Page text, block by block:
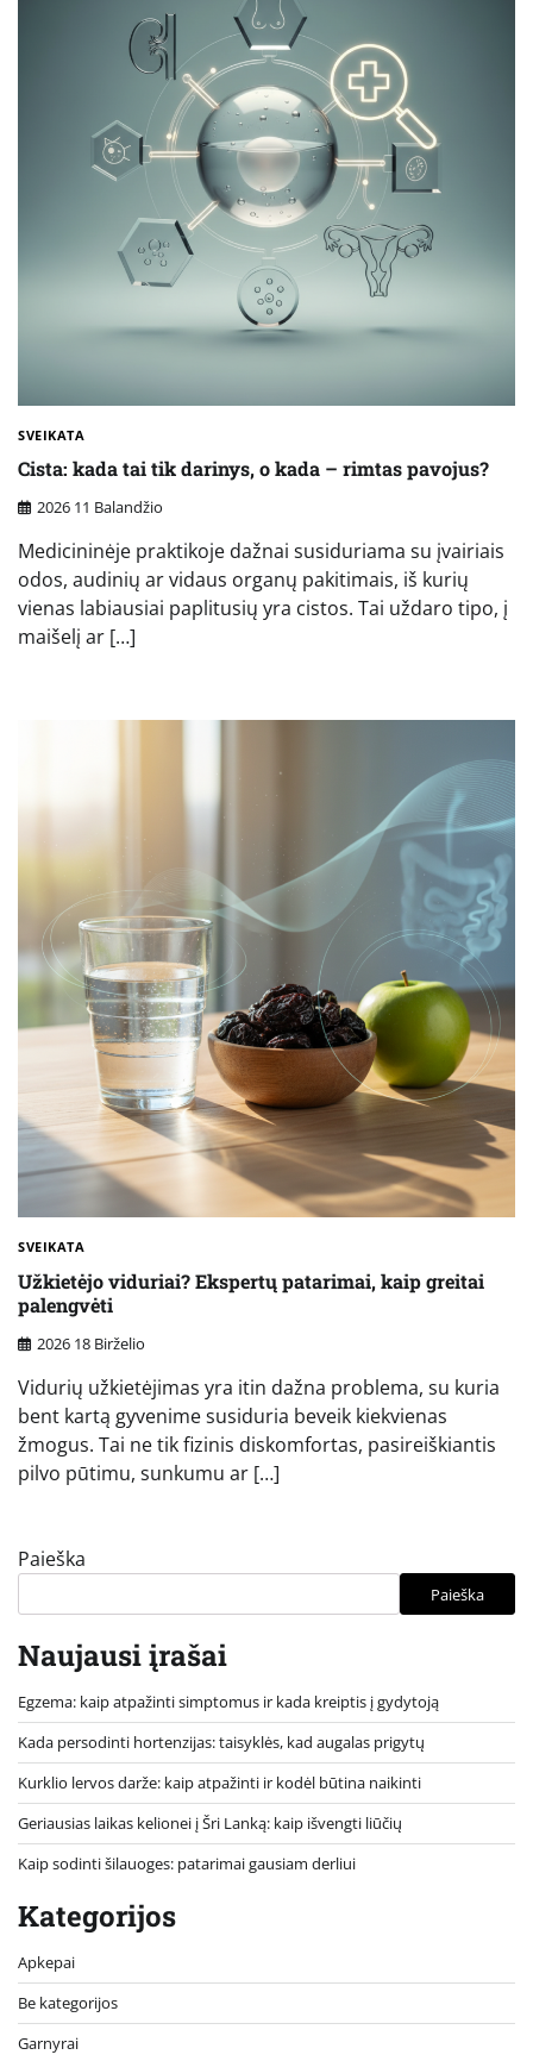
SVEIKATA
Cista: kada tai tik darinys, o kada – rimtas pavojus?
2026 11 Balandžio
Medicininėje praktikoje dažnai susiduriama su įvairiais
odos, audinių ar vidaus organų pakitimais, iš kurių
vienas labiausiai paplitusių yra cistos. Tai uždaro tipo, į
maišelį ar […]
SVEIKATA
Užkietėjo viduriai? Ekspertų patarimai, kaip greitai
palengvėti
2026 18 Birželio
Vidurių užkietėjimas yra itin dažna problema, su kuria
bent kartą gyvenime susiduria beveik kiekvienas
žmogus. Tai ne tik fizinis diskomfortas, pasireiškiantis
pilvo pūtimu, sunkumu ar […]
Paieška
Paieška
Naujausi įrašai
Egzema: kaip atpažinti simptomus ir kada kreiptis į gydytoją
Kada persodinti hortenzijas: taisyklės, kad augalas prigytų
Kurklio lervos darže: kaip atpažinti ir kodėl būtina naikinti
Geriausias laikas kelionei į Šri Lanką: kaip išvengti liūčių
Kaip sodinti šilauoges: patarimai gausiam derliui
Kategorijos
Apkepai
Be kategorijos
Garnyrai